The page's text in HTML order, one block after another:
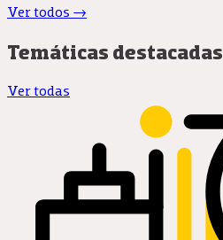
Ver todos →
Temáticas destacadas
Ver todas